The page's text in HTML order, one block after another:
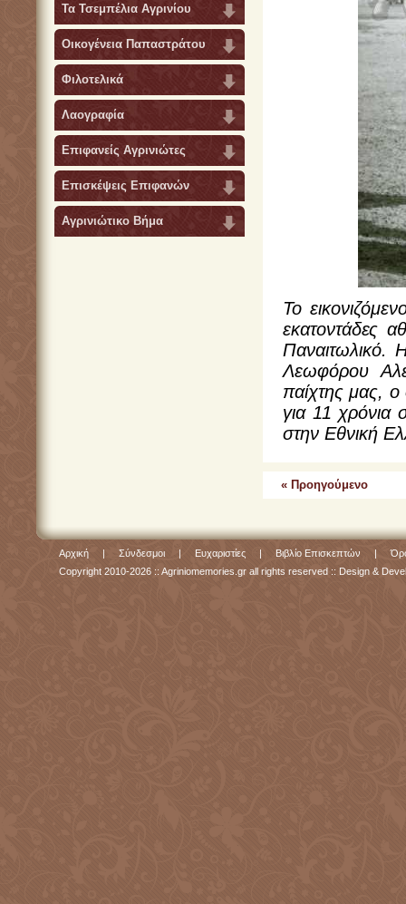
Τα Τσεμπέλια Αγρινίου
Οικογένεια Παπαστράτου
Φιλοτελικά
Λαογραφία
Επιφανείς Αγρινιώτες
Επισκέψεις Επιφανών
Αγρινιώτικο Βήμα
Το
εκατοντάδες
Παναιτωλικό.
Λεωφόρου
παίχτης μας,
για 11 χρόνια
στην Εθνική
« Προηγούμενο
Αρχική | Σύνδεσμοι | Ευχαριστίες | Βιβλίο Επισκεπτών |
Copyright 2010-2026 :: Agriniomemories.gr all rights reserved :: Design &